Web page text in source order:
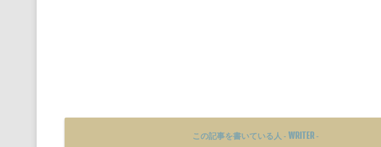
この記事を書いている人 - WRITER-